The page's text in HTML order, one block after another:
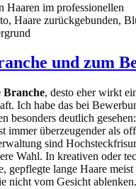
Haaren im professionellen
Haare zurückgebunden,
und zum
Branche, desto eher wirkt
Ich habe das bei
besonders deutlich
immer überzeugender als
sind
Wahl. In kreativen oder
gepflegte lange Haare
nicht vom Gesicht ablenken.